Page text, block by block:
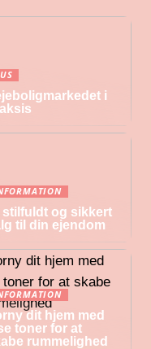
i
stilfuldt og sikkert
til din ejendom
dit hjem med
toner for at
rummelighed